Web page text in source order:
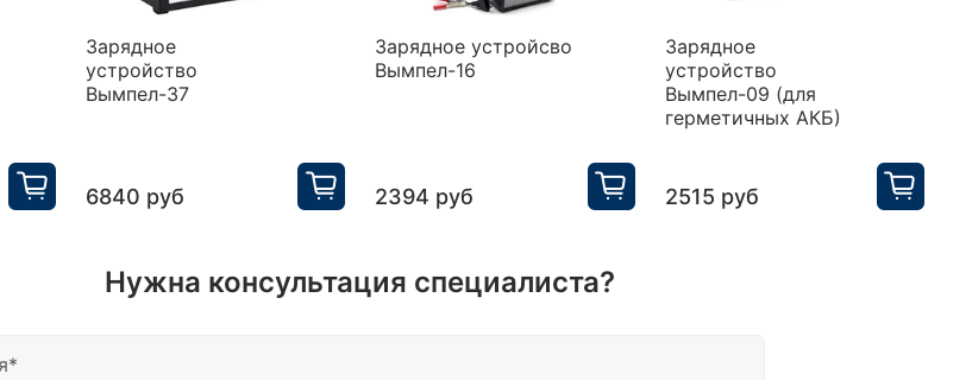
Зарядное
устройство
Вымпел-37
6840 руб
Зарядное устройсво
Вымпел-16
2394 руб
Зарядное
устройство
Вымпел-09 (для
герметичных АКБ)
2515 руб
Нужна консультация специалиста?